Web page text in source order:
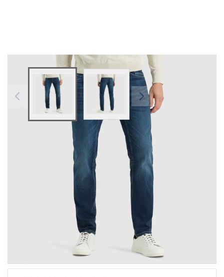
View larger image View larger image
Vor Ort direkt kaufen
Prüfe die Verfügbarkeit des Artikels